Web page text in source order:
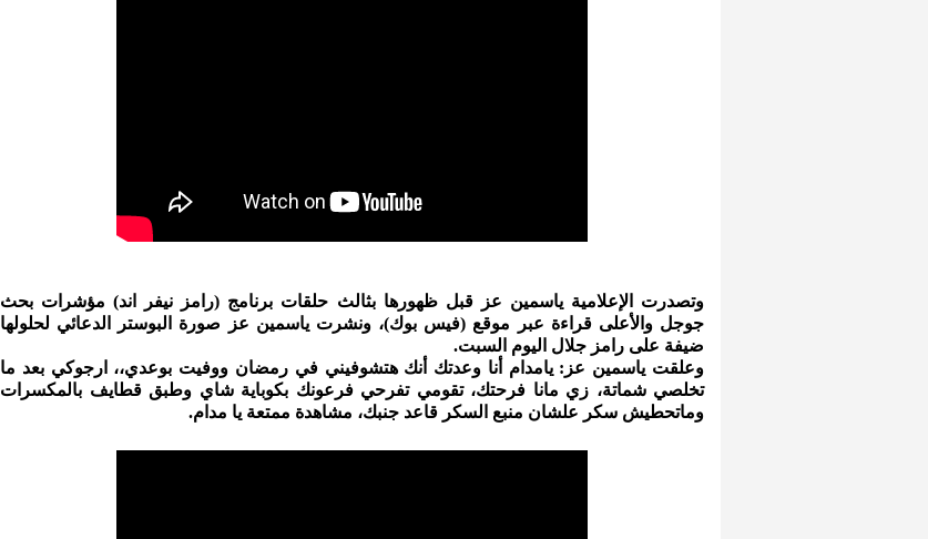
وتصدرت الإعلامية ياسمين عز قبل ظهورها بثالث حلقات برنامج (رامز نيفر اند) مؤشرات بحث
جوجل والأعلى قراءة عبر موقع (فيس بوك)، ونشرت ياسمين عز صورة البوستر الدعائي لحلولها
ضيفة على رامز جلال اليوم السبت.
وعلقت ياسمين عز: يامدام أنا وعدتك أنك هتشوفيني في رمضان ووفيت بوعدي،، ارجوكي بعد ما
تخلصي شماتة، زي مانا فرحتك، تقومي تفرحي فرعونك بكوباية شاي وطبق قطايف بالمكسرات
وماتحطيش سكر علشان منبع السكر قاعد جنبك، مشاهدة ممتعة يا مدام.